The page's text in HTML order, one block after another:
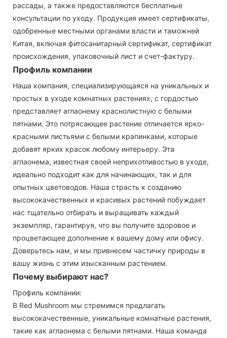
рассады, а также предоставляются бесплатные
консультации по уходу. Продукция имеет сертификаты,
одобренные местными органами власти и таможней
Китая, включая фитосанитарный сертификат, сертификат
происхождения, упаковочный лист и счет-фактуру.
Профиль компании
Наша компания, специализирующаяся на уникальных и
простых в уходе комнатных растениях, с гордостью
представляет аглаонему краснолистную с белыми
пятнами. Это потрясающее растение отличается ярко-
красными листьями с белыми крапинками, которые
добавят ярких красок любому интерьеру. Эта
аглаонема, известная своей неприхотливостью в уходе,
идеально подходит как для начинающих, так и для
опытных цветоводов. Наша страсть к созданию
высококачественных и красивых растений побуждает
нас тщательно отбирать и выращивать каждый
экземпляр, гарантируя, что вы получите здоровое и
процветающее дополнение к вашему дому или офису.
Доверьтесь нам, и мы привнесем частичку природы в
вашу жизнь с этим изысканным растением.
Почему выбирают нас?
Профиль компании:
В Red Mushroom мы стремимся предлагать
высококачественные, уникальные комнатные растения,
такие как аглаонема с белыми пятнами. Наша команда